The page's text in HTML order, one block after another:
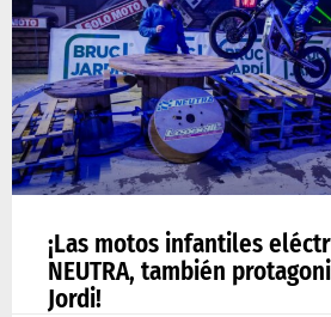
¡Las motos infantiles
NEUTRA, también
Jordi!